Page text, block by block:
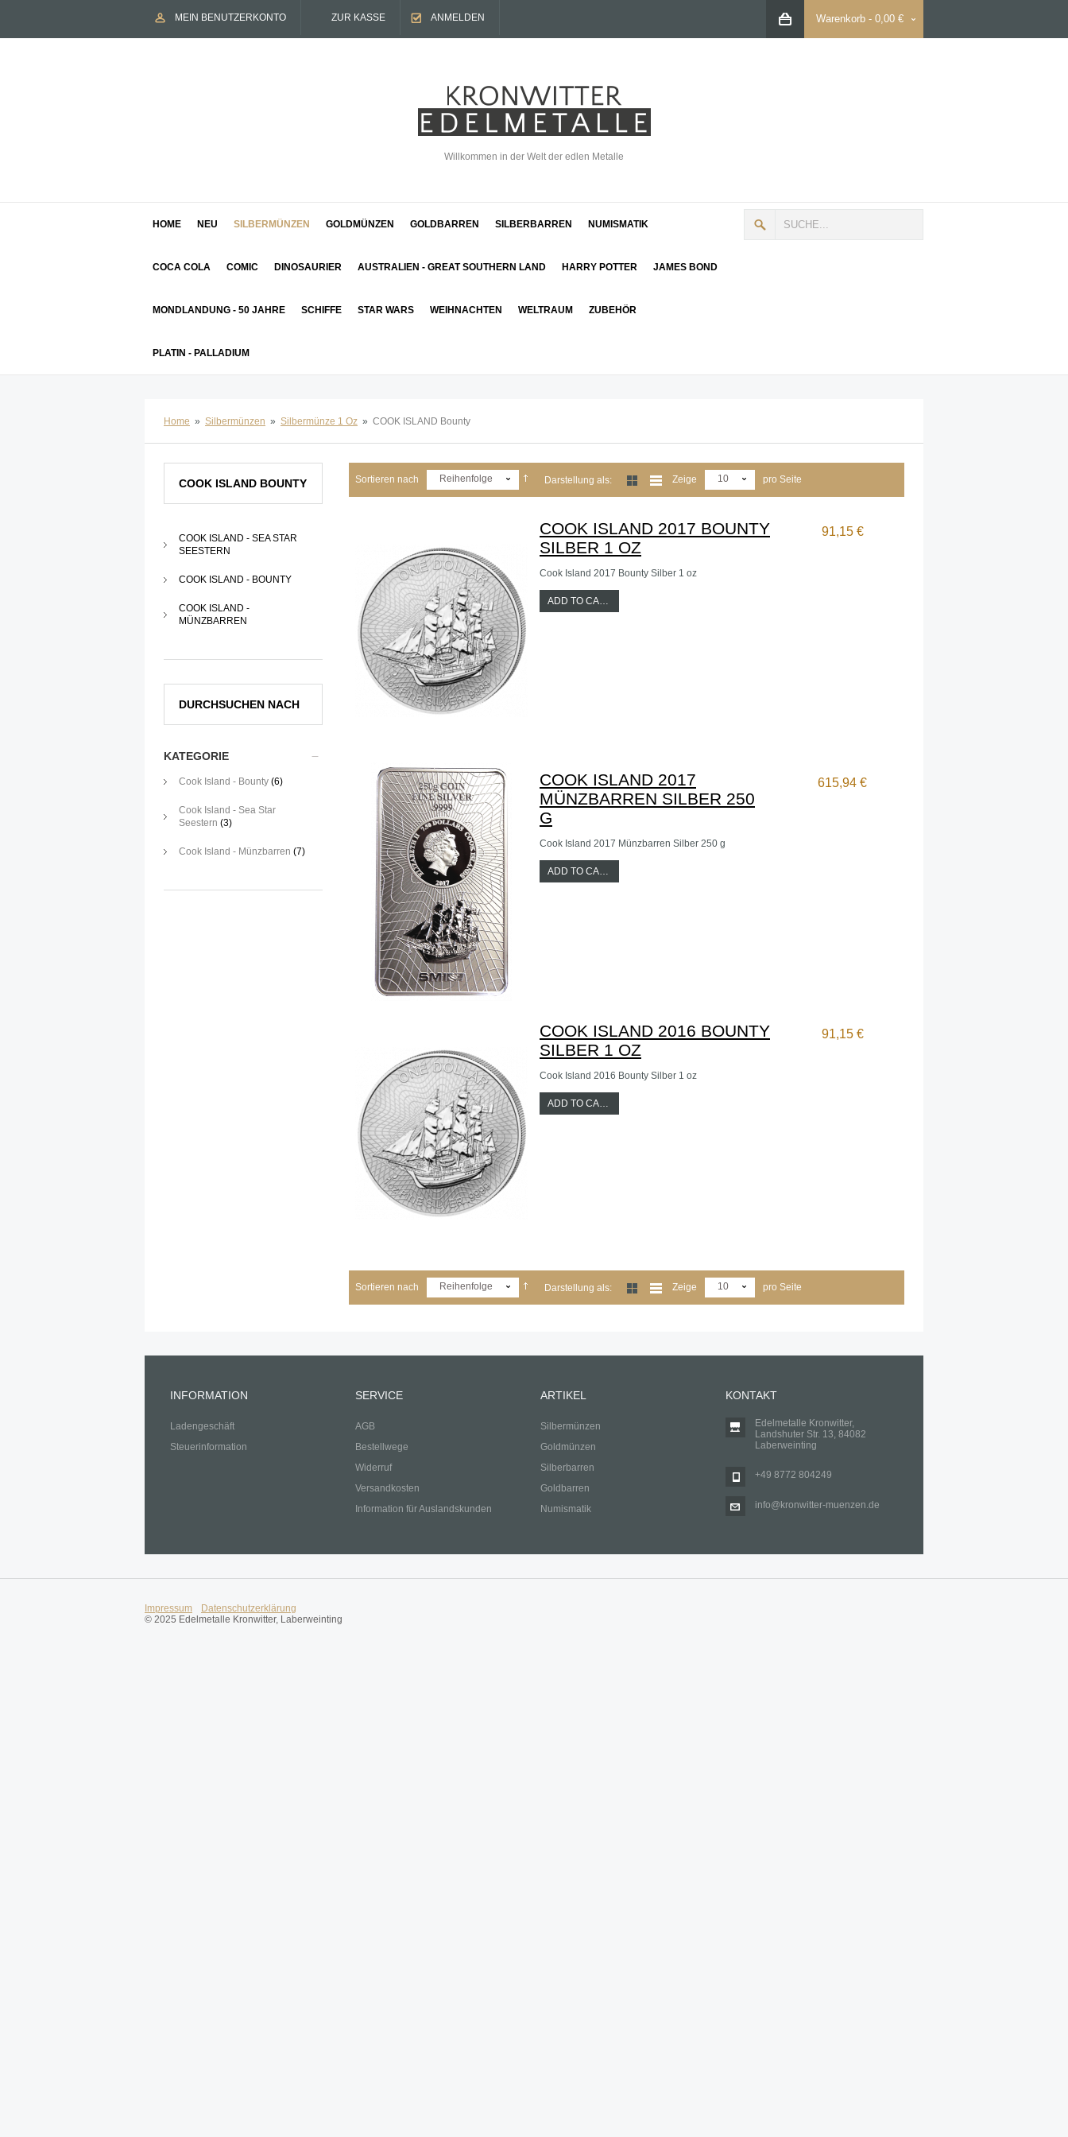
MEIN BENUTZERKONTO ZUR KASSE ANMELDEN Warenkorb - 0,00 €
Willkommen in der Welt der edlen Metalle
HOME NEU SILBERMÜNZEN GOLDMÜNZEN GOLDBARREN SILBERBARREN NUMISMATIK
COCA COLA COMIC DINOSAURIER AUSTRALIEN - GREAT SOUTHERN LAND HARRY POTTER JAMES BOND
MONDLANDUNG - 50 JAHRE SCHIFFE STAR WARS WEIHNACHTEN WELTRAUM ZUBEHÖR
PLATIN - PALLADIUM
Home » Silbermünzen » Silbermünze 1 Oz » COOK ISLAND Bounty
Sortieren nach Reihenfolge Darstellung als: Zeige 10 pro Seite
COOK ISLAND 2017 BOUNTY
SILBER 1 OZ
Cook Island 2017 Bounty Silber 1 oz
ADD TO CART
91,15 €
COOK ISLAND 2017
MÜNZBARREN SILBER 250
G
Cook Island 2017 Münzbarren Silber 250 g
ADD TO CART
615,94 €
COOK ISLAND 2016 BOUNTY
SILBER 1 OZ
Cook Island 2016 Bounty Silber 1 oz
ADD TO CART
91,15 €
Sortieren nach Reihenfolge Darstellung als: Zeige 10 pro Seite
COOK ISLAND BOUNTY
COOK ISLAND - SEA STAR
SEESTERN
COOK ISLAND - BOUNTY
COOK ISLAND -
MÜNZBARREN
DURCHSUCHEN NACH
KATEGORIE
Cook Island - Bounty (6)
Cook Island - Sea Star
Seestern (3)
Cook Island - Münzbarren (7)
INFORMATION
Ladengeschäft
Steuerinformation
SERVICE
AGB
Bestellwege
Widerruf
Versandkosten
Information für Auslandskunden
ARTIKEL
Silbermünzen
Goldmünzen
Silberbarren
Goldbarren
Numismatik
KONTAKT
Edelmetalle Kronwitter,
Landshuter Str. 13, 84082
Laberweinting
+49 8772 804249
info@kronwitter-muenzen.de
Impressum
Datenschutzerklärung
© 2025 Edelmetalle Kronwitter, Laberweinting